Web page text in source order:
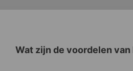
Wat zijn de voordelen